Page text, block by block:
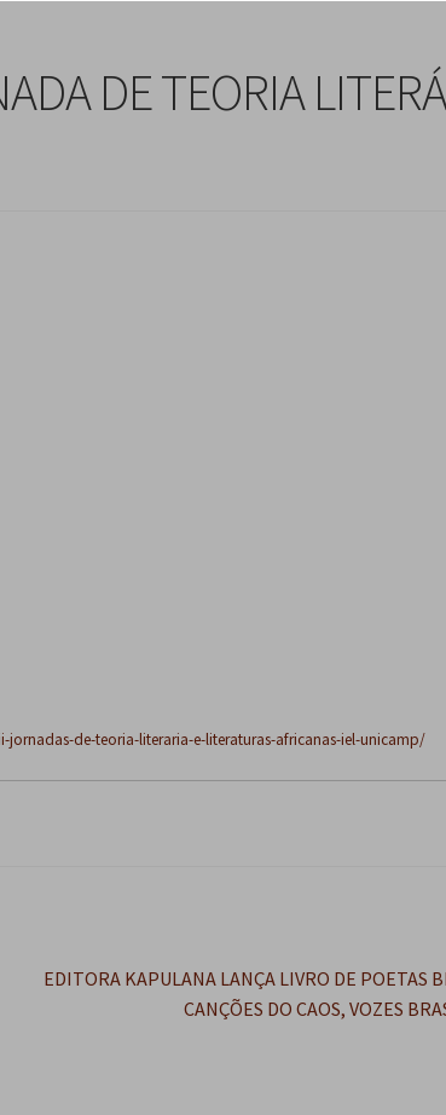
DE TEORIA
de-teoria-literaria-e-literaturas-africanas-iel-unicamp/
Próximo
EDITORA KAPULANA LANÇA LIVRO DE POETAS
CANÇÕES DO CAOS, VOZES